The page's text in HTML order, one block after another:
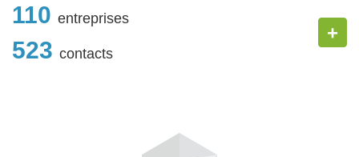
110 entreprises
523 contacts
+